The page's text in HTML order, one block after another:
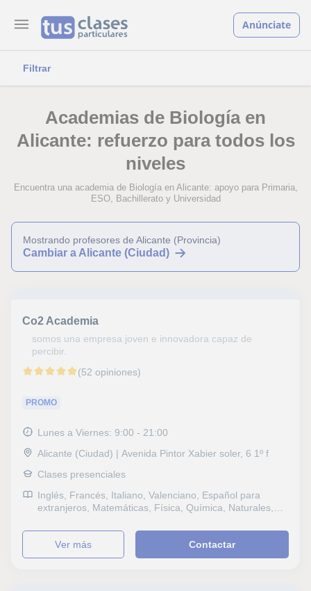
Anúnciate
Filtrar
Academias de Biología en
Alicante: refuerzo para todos los
niveles
Encuentra una academia de Biología en Alicante: apoyo para Primaria,
ESO, Bachillerato y Universidad
Mostrando profesores de Alicante (Provincia)
Cambiar a Alicante (Ciudad)
Co2 Academia
somos una empresa joven e innovadora capaz de
percibir.
(52 opiniones)
PROMO
Lunes a Viernes: 9:00 - 21:00
Alicante (Ciudad) | Avenida Pintor Xabier soler, 6 1º f
Clases presenciales
Inglés, Francés, Italiano, Valenciano, Español para
extranjeros, Matemáticas, Física, Química, Naturales,
Bioquímica, Sociales, Historia, Filosofía, Lengua
Castellana y Literatura, Lengua catalana y literatura,
Tecnología, Informática, Ofimática, Diseño Gráfico,
ver más Contactar